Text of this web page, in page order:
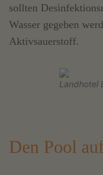
sollten
Wasser gegeben
Aktivsauerstoff.
Landhotel
Den Pool